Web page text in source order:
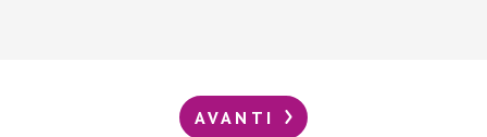
AVANTI